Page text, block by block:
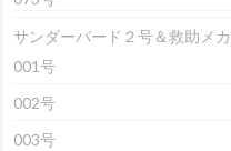
サンダーバード２号＆救助メカ
001号
002号
003号